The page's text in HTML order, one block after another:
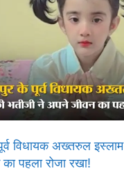
विधायक अख्तरुल इस्लाम
पहला रोजा रखा!